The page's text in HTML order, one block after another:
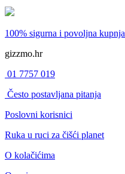
100% sigurna i povoljna kupnja
gizzmo.hr
01 7757 019
Često postavljana pitanja
Poslovni korisnici
Ruka u ruci za čišći planet
O kolačićima